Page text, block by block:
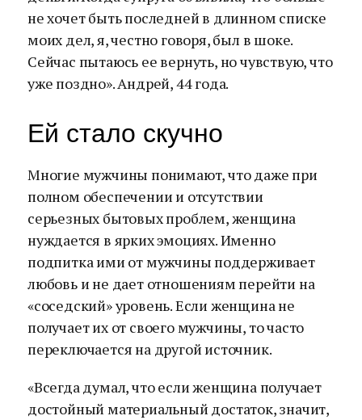
не хочет быть последней в длинном списке
моих дел, я, честно говоря, был в шоке.
Сейчас пытаюсь ее вернуть, но чувствую, что
уже поздно». Андрей, 44 года.
Ей стало скучно
Многие мужчины понимают, что даже при
полном обеспечении и отсутствии
серьезных бытовых проблем, женщина
нуждается в ярких эмоциях. Именно
подпитка ими от мужчины поддерживает
любовь и не дает отношениям перейти на
«соседский» уровень. Если женщина не
получает их от своего мужчины, то часто
переключается на другой источник.
«Всегда думал, что если женщина получает
достойный материальный достаток, значит,